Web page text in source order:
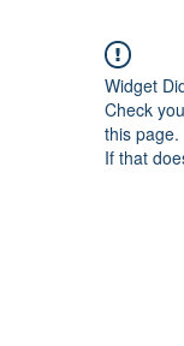
Widget
Check
this page.
If that